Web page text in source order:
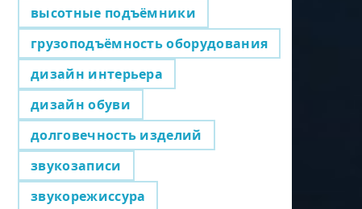
высотные подъёмники
грузоподъёмность оборудования
дизайн интерьера
дизайн обуви
долговечность изделий
звукозаписи
звукорежиссура